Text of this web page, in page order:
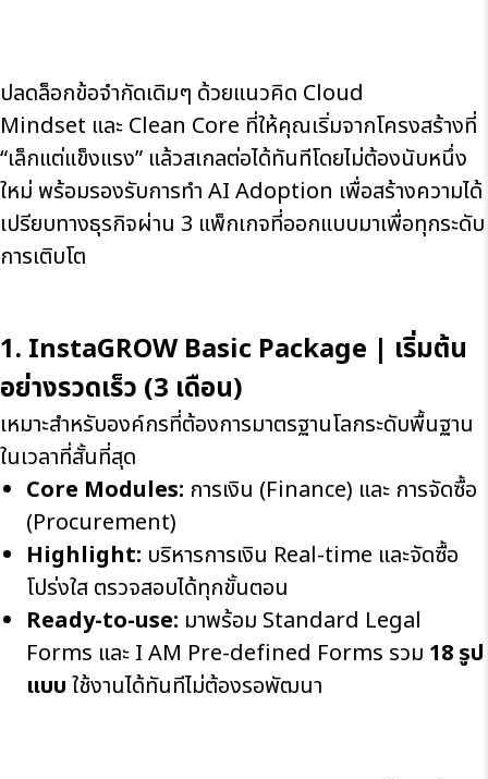
ปลดล็อกข้อจำกัดเดิมๆ ด้วยแนวคิด Cloud
Mindset และ Clean Core ที่ให้คุณเริ่มจากโครงสร้างที่
“เล็กแต่แข็งแรง” แล้วสเกลต่อได้ทันทีโดยไม่ต้องนับหนึ่ง
ใหม่ พร้อมรองรับการทำ AI Adoption เพื่อสร้างความได้
เปรียบทางธุรกิจผ่าน 3 แพ็กเกจที่ออกแบบมาเพื่อทุกระดับ
การเติบโต
1. InstaGROW Basic Package | เริ่มต้น
อย่างรวดเร็ว (3 เดือน)
เหมาะสำหรับองค์กรที่ต้องการมาตรฐานโลกระดับพื้นฐาน
ในเวลาที่สั้นที่สุด
Core Modules: การเงิน (Finance) และ การจัดซื้อ
(Procurement)
Highlight: บริหารการเงิน Real-time และจัดซื้อ
โปร่งใส ตรวจสอบได้ทุกขั้นตอน
Ready-to-use: มาพร้อม Standard Legal
Forms และ I AM Pre-defined Forms รวม 18 รูป
แบบ ใช้งานได้ทันทีไม่ต้องรอพัฒนา